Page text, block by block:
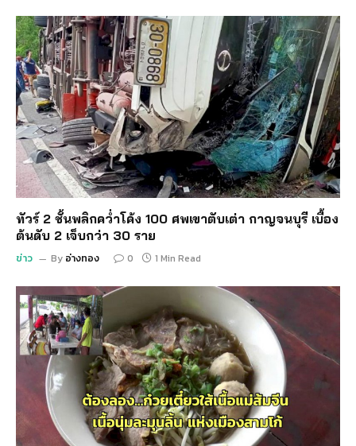
ทัวร์ 2 ชั้นพลิกคว่ำโค้ง 100 ศพเขาตับเต่า กาญจนบุรี เบื้อง
ต้นดับ 2 เจ็บกว่า 30 ราย
ข่าว By อ่างทอง 0 1 Min Read